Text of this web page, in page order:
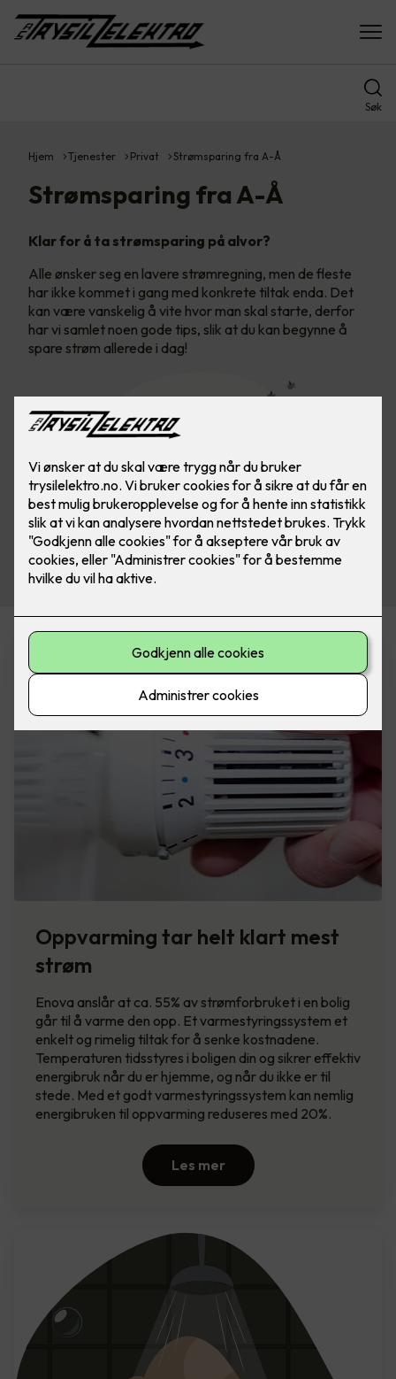
Søk
Hjem Tjenester Privat Strømsparing fra A-Å
Strømsparing fra A-Å
Klar for å ta strømsparing på alvor?
Alle ønsker seg en lavere strømregning, men de fleste
har ikke kommet i gang med konkrete tiltak enda. Det
kan være vanskelig å vite hvor man skal starte, derfor
har vi samlet noen gode tips, slik at du kan begynne å
spare strøm allerede i dag!
Oppvarming tar helt klart mest
strøm
Enova anslår at ca. 55% av strømforbruket i en bolig
går til å varme den opp. Et varmestyringssystem et
enkelt og rimelig tiltak for å senke kostnadene.
Temperaturen tidsstyres i boligen din og sikrer effektiv
energibruk når du er hjemme, og når du ikke er til
stede. Med et godt varmestyringssystem kan nemlig
energibruken til oppvarming reduseres med 20%.
Les mer